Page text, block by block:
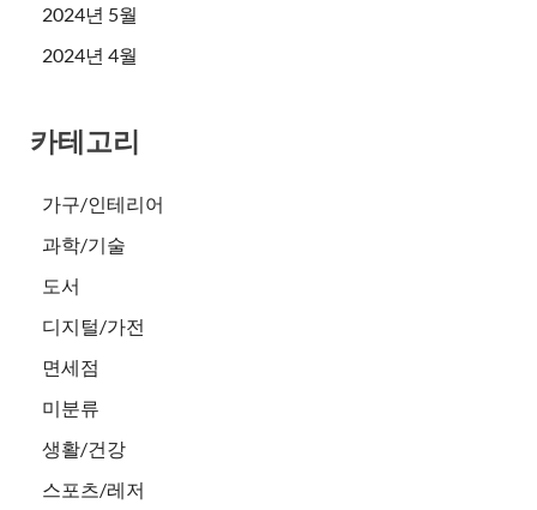
2024년 5월
2024년 4월
카테고리
가구/인테리어
과학/기술
도서
디지털/가전
면세점
미분류
생활/건강
스포츠/레저